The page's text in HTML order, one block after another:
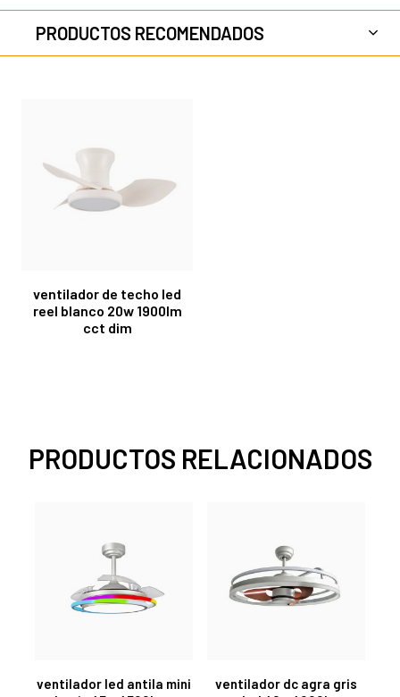
PRODUCTOS RECOMENDADOS
ventilador de techo led
reel blanco 20w 1900lm
cct dim
PRODUCTOS RELACIONADOS
ventilador led antila mini
ventilador dc agra gris